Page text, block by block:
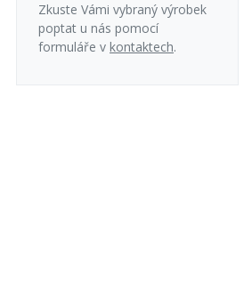
Zkuste Vámi vybraný výrobek
poptat u nás pomocí
formuláře v kontaktech.